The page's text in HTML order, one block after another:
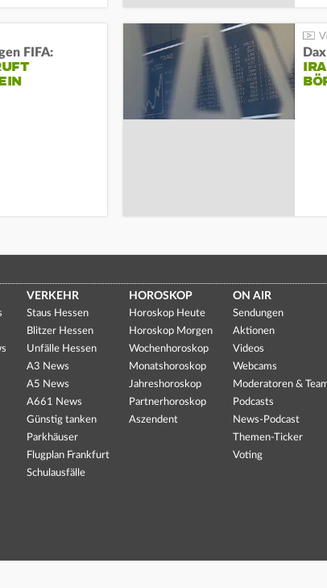
FIFA:
VERKEHR
Staus Hessen
Blitzer Hessen
Unfälle Hessen
A3 News
A5 News
A661 News
Günstig tanken
Parkhäuser
Flugplan Frankfurt
Schulausfälle
HOROSKOP
Horoskop Heute
Horoskop Morgen
Wochenhoroskop
Monatshoroskop
Jahreshoroskop
Partnerhoroskop
Aszendent
ON AIR
Sendungen
Aktionen
Videos
Webcams
Moderatoren &
Podcasts
News-Podcast
Themen-Ticker
Voting